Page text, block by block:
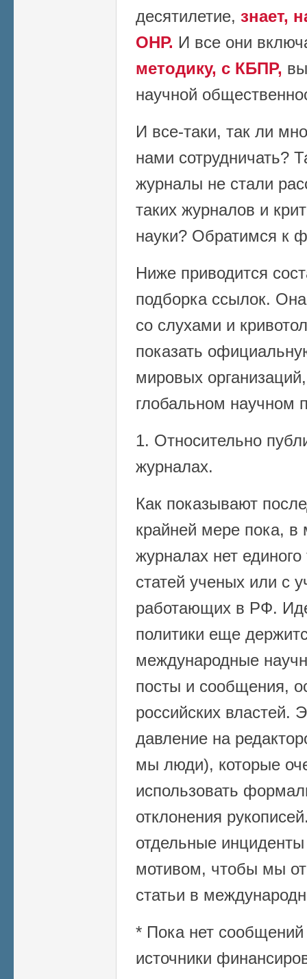
десятилетие, знает,
ОНР. И все они
методику, с КБПР,
научной
И все-таки, так ли
нами сотрудничать?
журналы не стали
таких журналов и
науки? Обратимся к
Ниже приводится
подборка ссылок.
со слухами и
показать
мировых
глобальном научном
1. Относительно
журналах.
Как показывают
крайней мере пока,
журналах нет
статей ученых или с
работающих в РФ.
политики еще
международные
посты и сообщения,
российских властей.
давление на
мы люди), которые
использовать
отклонения
отдельные
мотивом, чтобы мы
статьи в
* Пока нет
источники